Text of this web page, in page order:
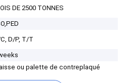
DE 2500 TONNES
D/P, T/T
ou palette de contreplaqué